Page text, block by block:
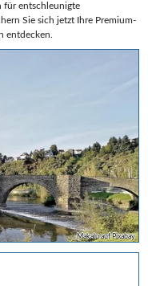
Makalu auf Pixabay
für entschleunigte
Sie sich jetzt Ihre Premium-
entdecken.